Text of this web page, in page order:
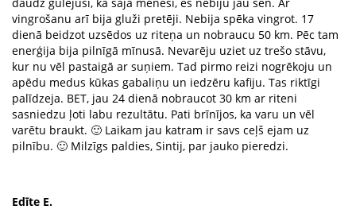
vingrošanu arī bija gluži pretēji. Nebija spēka vingrot. 17
dienā beidzot uzsēdos uz riteņa un nobraucu 50 km. Pēc tam
enerģija bija pilnīgā mīnusā. Nevarēju uziet uz trešo stāvu,
kur nu vēl pastaigā ar suņiem. Tad pirmo reizi nogrēkoju un
apēdu medus kūkas gabaliņu un iedzēru kafiju. Tas riktīgi
palīdzeja. BET, jau 24 dienā nobraucot 30 km ar riteni
sasniedzu ļoti labu rezultātu. Pati brīnījos, ka varu un vēl
varētu braukt. 🙂 Laikam jau katram ir savs ceļš ejam uz
pilnību. 🙂 Milzīgs paldies, Sintij, par jauko pieredzi.
Edīte E.